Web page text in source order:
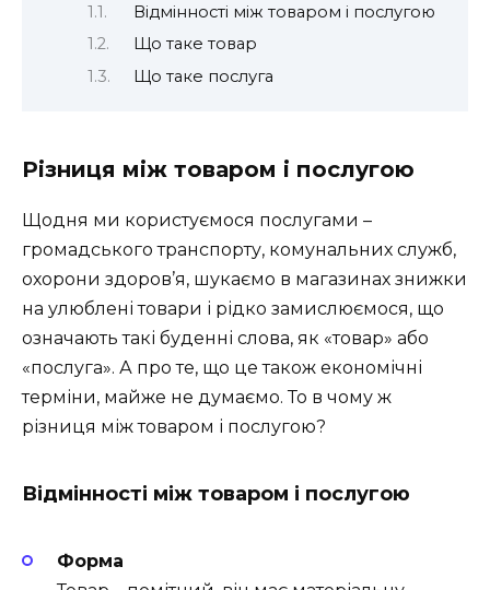
Відмінності між товаром і послугою
Що таке товар
Що таке послуга
Різниця між товаром і послугою
Щодня ми користуємося послугами –
громадського транспорту, комунальних служб,
охорони здоров’я, шукаємо в магазинах знижки
на улюблені товари і рідко замислюємося, що
означають такі буденні слова, як «товар» або
«послуга». А про те, що це також економічні
терміни, майже не думаємо. То в чому ж
різниця між товаром і послугою?
Відмінності між товаром і послугою
Форма